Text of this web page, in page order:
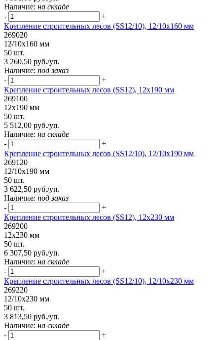
Наличие: на складе
-
+
Крепление строительных лесов (SS12/10), 12/10х160 мм
269020
12/10х160 мм
50 шт.
3 260,50 руб./уп.
Наличие: под заказ
-
+
Крепление строительных лесов (SS12), 12х190 мм
269100
12х190 мм
50 шт.
5 512,00 руб./уп.
Наличие: на складе
-
+
Крепление строительных лесов (SS12/10), 12/10х190 мм
269120
12/10х190 мм
50 шт.
3 622,50 руб./уп.
Наличие: под заказ
-
+
Крепление строительных лесов (SS12), 12х230 мм
269200
12х230 мм
50 шт.
6 307,50 руб./уп.
Наличие: на складе
-
+
Крепление строительных лесов (SS12/10), 12/10х230 мм
269220
12/10х230 мм
50 шт.
3 813,50 руб./уп.
Наличие: на складе
-
+